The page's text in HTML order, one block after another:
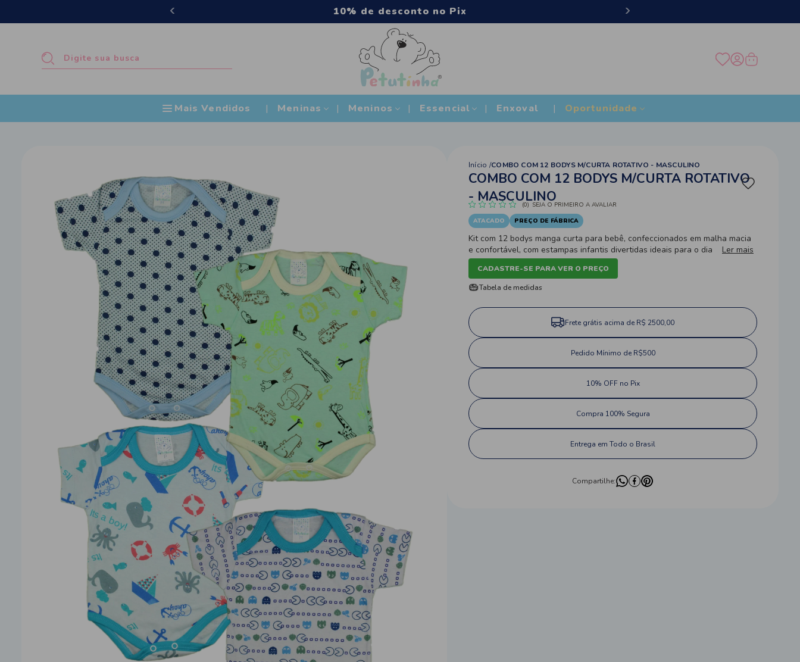
Compra mínima acima de R$500
Mais Vendidos Meninas Meninos Essencial Enxoval Oportunidade
Início COMBO COM 12 BODYS M/CURTA ROTATIVO - MASCULINO
COMBO COM 12 BODYS M/CURTA ROTATIVO
- MASCULINO
(0) SEJA O PRIMEIRO A AVALIAR
ATACADO
PREÇO DE FÁBRICA
Kit com 12 bodys manga curta para bebê, confeccionados em malha macia
e confortável, com estampas infantis divertidas ideais para o dia a dia.Ler mais
CADASTRE-SE PARA VER O PREÇO
Tabela de medidas
Frete grátis acima de R$ 2500,00
Pedido Mínimo de R$500
10% OFF no Pix
Compra 100% Segura
Entrega em Todo o Brasil
Compartilhe: